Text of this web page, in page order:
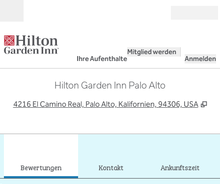
Ihre Aufenthalte
Mitglied werden
Anmelden
Hilton Garden Inn Palo Alto
4216 El Camino Real, Palo Alto, Kalifornien, 94306, USA ,
Bewertungen Kontakt Ankunftszeit